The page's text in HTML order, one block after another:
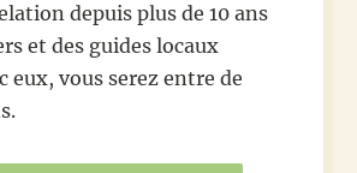
depuis plus de 10 ans
et des guides locaux
eux, vous serez entre de